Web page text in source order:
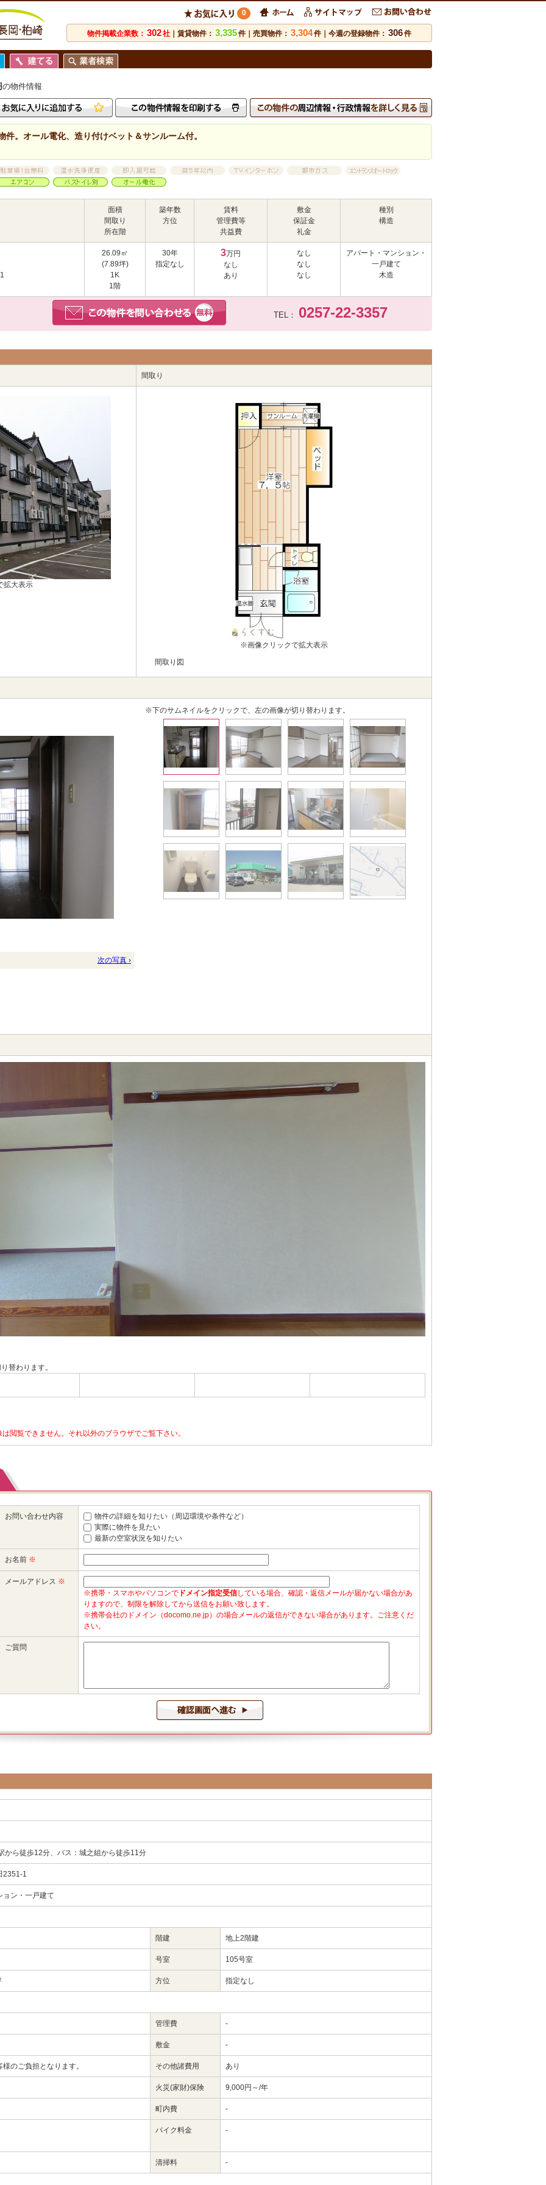
0
物件掲載企業数： 302社 ｜賃貸物件： 3,335件｜売買物件： 3,304件｜今週の登録物件： 306件
の物件情報
件。オール電化、造り付けベット＆サンルーム付。
面積
間取り
所在階
築年数
方位
賃料
管理費等
共益費
敷金
保証金
礼金
種別
構造
26.09㎡
(7.89坪)
1K
1階
30年
指定なし
3万円
なし
あり
なし
なし
なし
アパート・マンション・
一戸建て
木造
TEL： 0257-22-3357
間取り
拡大表示
※画像クリックで拡大表示
間取り図
次の写真 ›
※下のサムネイルをクリックで、左の画像が切り替わります。
替わります。
閲覧できません。それ以外のブラウザでご覧下さい。
から徒歩12分、バス：城之組から徒歩11分
2351-1
ョン・一戸建て
階建 地上2階建
号室 105号室
方位 指定なし
管理費 -
敷金 -
のご負担となります。 その他諸費用 あり
火災(家財)保険 9,000円～/年
町内費 -
バイク料金 -
清掃料 -